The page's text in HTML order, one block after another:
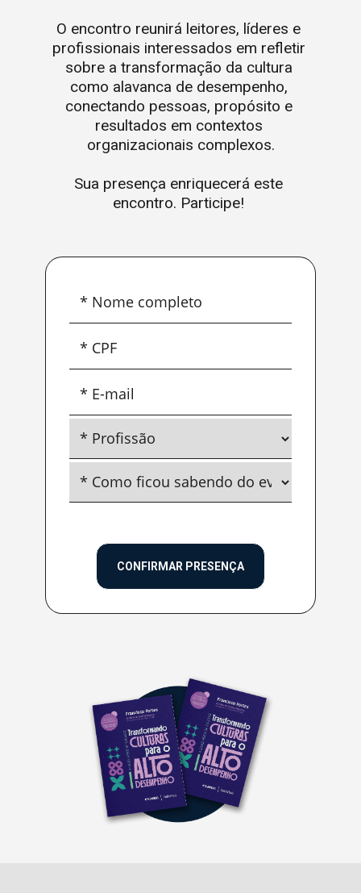
O encontro reunirá leitores, líderes e
profissionais interessados em refletir
sobre a transformação da cultura
como alavanca de desempenho,
conectando pessoas, propósito e
resultados em contextos
organizacionais complexos.
Sua presença enriquecerá este
encontro. Participe!